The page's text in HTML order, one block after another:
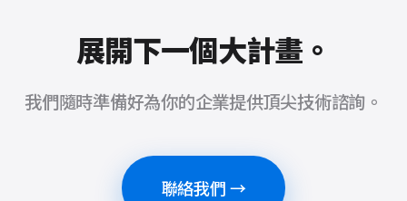
展開下一個大計畫。
我們隨時準備好為你的企業提供頂尖技術諮詢。
聯絡我們 →